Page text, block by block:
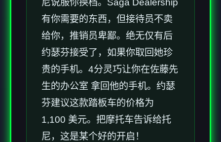
尼说服你换档。Saga Dealership
有你需要的东西，但接待员不卖
给你，推销员卑鄙。绝无仅有后
约瑟芬接受了，如果你取回她珍
贵的手机。4分灵巧让你在佐藤先
生的办公室 拿回他的手机。约瑟
芬建议这款踏板车的价格为
1,100 美元。把摩托车告诉给托
尼，这是某个好的开启！